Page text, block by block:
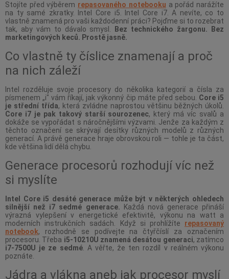
Stojíte před výběrem repasovaného notebooku a pořád narážíte
na ty samé zkratky. Intel Core i5. Intel Core i7. A nevíte, co to
vlastně znamená pro vaši každodenní práci? Pojďme si to rozebrat
tak, aby vám to dávalo smysl.
Bez technického žargonu. Bez
marketingových keců. Prostě jasně.
Co vlastně ty číslice znamenají a proč
na nich záleží
Intel rozděluje svoje procesory do několika kategorií a čísla za
písmenem „i" vám říkají, jak výkonný čip máte před sebou. Core i5
je střední třída, která zvládne naprostou většinu běžných úkolů.
Core i7 je pak takový starší sourozenec, který má víc svalů a
dokáže se vypořádat s náročnějšími výzvami. Jenže za každým z
těchto označení se skrývají desítky různých modelů z různých
generací. A právě generace hraje obrovskou roli — tohle je ta část,
kde většina lidí dělá chybu.
Generace procesorů rozhodují víc než
si myslíte
Intel Core i5 desáté generace může být v některých ohledech
silnější než i7 sedmé generace. Každá nová generace přináší
výrazná vylepšení v energetické efektivitě, výkonu na watt a
moderních instrukčních sadách. Když si prohlížíte repasovaný
notebook, rozhodně se podívejte na čtyřčíslí za označením
procesoru. Třeba i5-10210U znamená desátou generaci, zatímco
i7-7500U je ze sedmé. A věřte, že ten rozdíl v reálném výkonu
poznáte.
Jádra a vlákna aneb jak procesor myslí